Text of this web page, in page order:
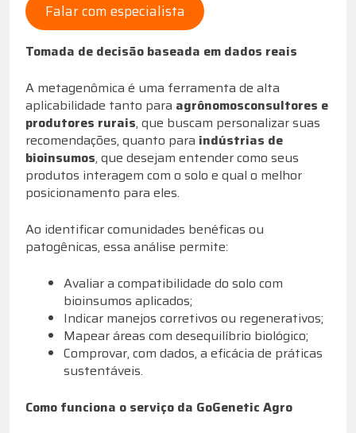
Falar com especialista
Tomada de decisão baseada em dados reais
A metagenômica é uma ferramenta de alta
aplicabilidade tanto para agrônomosconsultores e
produtores rurais, que buscam personalizar suas
recomendações, quanto para indústrias de
bioinsumos, que desejam entender como seus
produtos interagem com o solo e qual o melhor
posicionamento para eles.
Ao identificar comunidades benéficas ou
patogênicas, essa análise permite:
Avaliar a compatibilidade do solo com
bioinsumos aplicados;
Indicar manejos corretivos ou regenerativos;
Mapear áreas com desequilíbrio biológico;
Comprovar, com dados, a eficácia de práticas
sustentáveis.
Como funciona o serviço da GoGenetic Agro